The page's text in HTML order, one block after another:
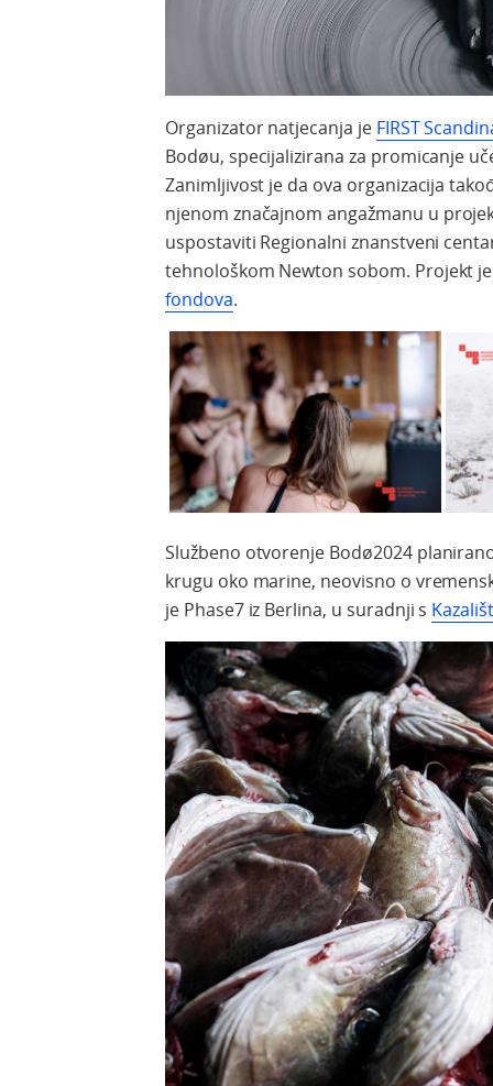
Organizator natjecanja je FIRST
Bodøu, specijalizirana za promicanje
Zanimljivost je da ova organizacija
njenom značajnom angažmanu u
uspostaviti Regionalni znanstveni
tehnološkom Newton sobom. Projekt
fondova.
Službeno otvorenje Bodø2024
krugu oko marine, neovisno o
je Phase7 iz Berlina, u suradnji s